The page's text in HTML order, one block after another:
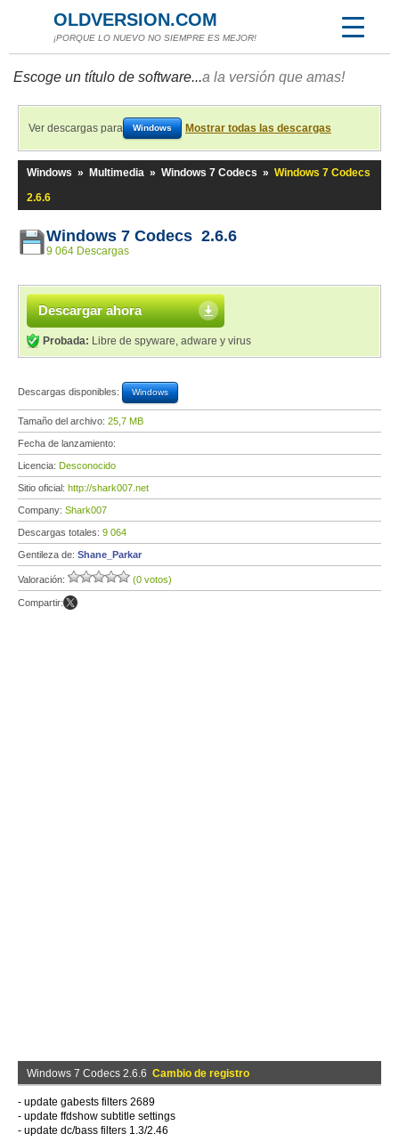
OLDVERSION.COM
¡PORQUE LO NUEVO NO SIEMPRE ES MEJOR!
Escoge un título de software...a la versión que amas!
Ver descargas para Windows Mostrar todas las descargas
Windows » Multimedia » Windows 7 Codecs » Windows 7 Codecs
2.6.6
Windows 7 Codecs 2.6.6
9 064 Descargas
Descargar ahora
Probada: Libre de spyware, adware y virus
Descargas disponibles: Windows
Tamaño del archivo: 25,7 MB
Fecha de lanzamiento:
Licencia: Desconocido
Sitio oficial: http://shark007.net
Company: Shark007
Descargas totales: 9 064
Gentileza de: Shane_Parkar
Valoración: (0 votos)
Compartir:
Windows 7 Codecs 2.6.6 Cambio de registro
- update gabests filters 2689
- update ffdshow subtitle settings
- update dc/bass filters 1.3/2.46